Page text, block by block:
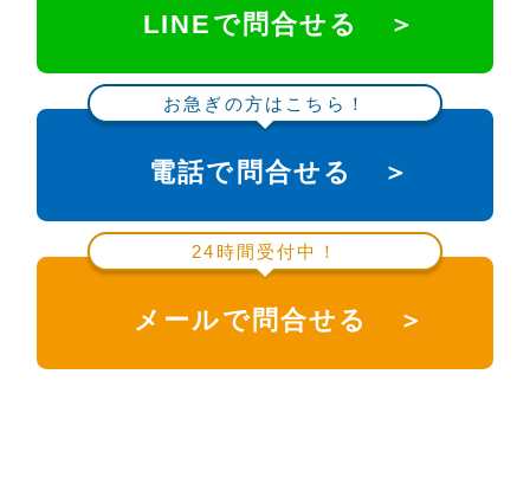
LINEで問合せる ＞
お急ぎの方はこちら！
電話で問合せる ＞
24時間受付中！
メールで問合せる ＞